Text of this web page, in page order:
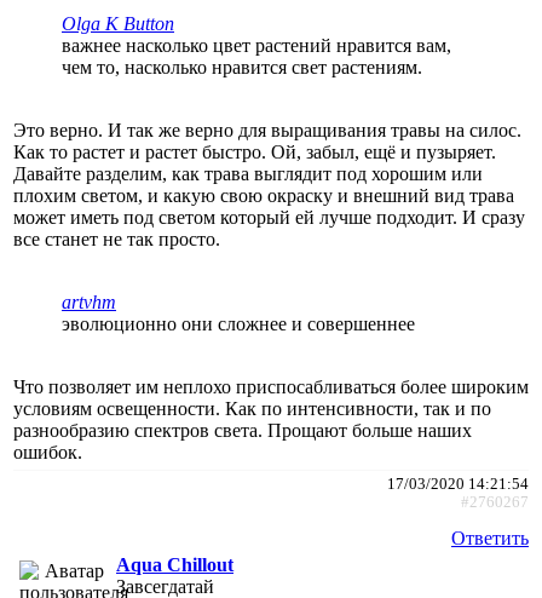
Olga K Button
важнее насколько цвет растений нравится вам,
чем то, насколько нравится свет растениям.
Это верно. И так же верно для выращивания травы на силос.
Как то растет и растет быстро. Ой, забыл, ещё и пузыряет.
Давайте разделим, как трава выглядит под хорошим или
плохим светом, и какую свою окраску и внешний вид трава
может иметь под светом который ей лучше подходит. И сразу
все станет не так просто.
artvhm
эволюционно они сложнее и совершеннее
Что позволяет им неплохо приспосабливаться более широким
условиям освещенности. Как по интенсивности, так и по
разнообразию спектров света. Прощают больше наших
ошибок.
17/03/2020 14:21:54
#2760267
Ответить
Aqua Chillout
Завсегдатай